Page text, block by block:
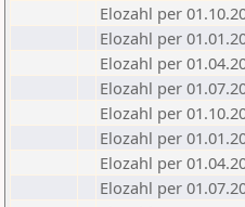
Elozahl per
Elozahl per
Elozahl per
Elozahl per
Elozahl per
Elozahl per
Elozahl per
Elozahl per